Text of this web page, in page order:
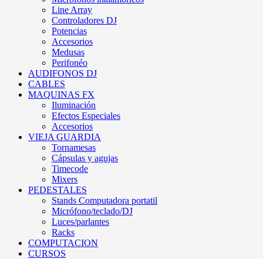
Line Array
Controladores DJ
Potencias
Accesorios
Medusas
Perifonéo
AUDIFONOS DJ
CABLES
MAQUINAS FX
Iluminación
Efectos Especiales
Accesorios
VIEJA GUARDIA
Tornamesas
Cápsulas y agujas
Timecode
Mixers
PEDESTALES
Stands Computadora portatil
Micrófono/teclado/DJ
Luces/parlantes
Racks
COMPUTACION
CURSOS